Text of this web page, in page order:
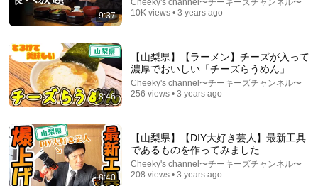
32:25
[Must-See Guide to Yamanashi! 55 Must-Visit Tourist
Spots | From Popular Spots to Hidden Gems]
9:37
Cheeky's channel〜チーキーズチャンネル〜
10K views • 3 years ago
8:46
【山梨県】【ラーメン】チーズが入って
濃厚でおいしい「チーズらうめん」
Cheeky's channel〜チーキーズチャンネル〜
256 views • 3 years ago
8:40
【山梨県】【DIY大好き芸人】最新工具
であるものを作ってみました
Cheeky's channel〜チーキーズチャンネル〜
208 views • 3 years ago